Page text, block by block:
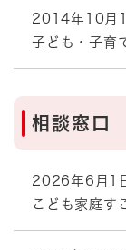
2014年10月
子ども・子育
相談窓口
2026年6月1
こども家庭す